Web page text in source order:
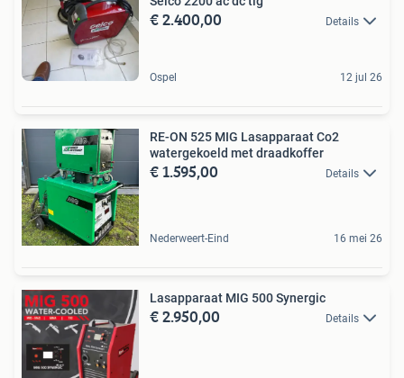
€ 2.400,00 Details
Ospel 12 jul 26
RE-ON 525 MIG Lasapparaat Co2
watergekoeld met draadkoffer
€ 1.595,00 Details
Nederweert-Eind 16 mei 26
Lasapparaat MIG 500 Synergic
€ 2.950,00 Details